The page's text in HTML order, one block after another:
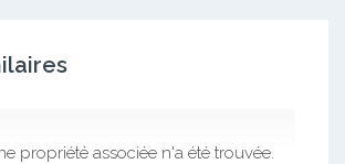
propriété associée n'a été trouvée.